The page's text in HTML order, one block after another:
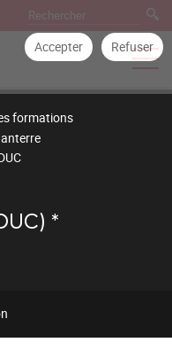
Accepter Refuser
formations
*